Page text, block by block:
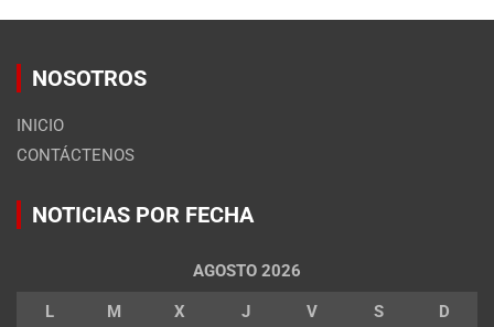
NOSOTROS
INICIO
CONTÁCTENOS
NOTICIAS POR FECHA
AGOSTO 2026
L M X J V S D